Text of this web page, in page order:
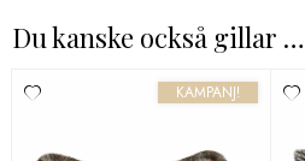
Du kanske också gillar …
KAMPANJ!